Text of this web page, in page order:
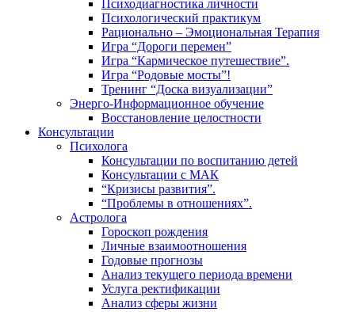
Психодиагностика личности
Психологический практикум
Рационально – Эмоциональная Терапия
Игра “Дороги перемен”
Игра “Кармическое путешествие”.
Игра “Родовые мосты”!
Тренинг “Доска визуализации”
Энерго-Информационное обучение
Восстановление целостности
Консультации
Психолога
Консультации по воспитанию детей
Консультации с МАК
“Кризисы развития”.
“Проблемы в отношениях”.
Астролога
Гороскоп рождения
Личные взаимоотношения
Годовые прогнозы
Анализ текущего периода времени
Услуга ректификации
Анализ сферы жизни